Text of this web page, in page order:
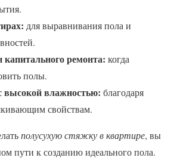
для выравнивания пола и
ремонта: когда
полы.
высокой влажностью: благодаря
свойствам.
полусухую стяжку в квартире, вы
пути к созданию идеального пола.